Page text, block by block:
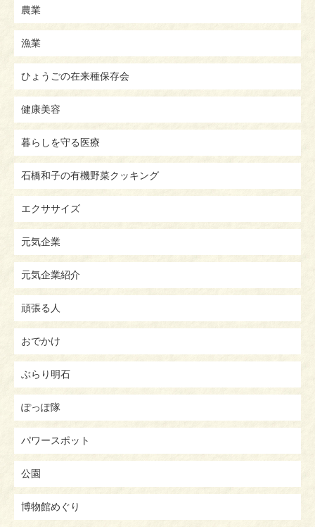
農業
漁業
ひょうごの在来種保存会
健康美容
暮らしを守る医療
石橋和子の有機野菜クッキング
エクササイズ
元気企業
元気企業紹介
頑張る人
おでかけ
ぶらり明石
ぽっぽ隊
パワースポット
公園
博物館めぐり